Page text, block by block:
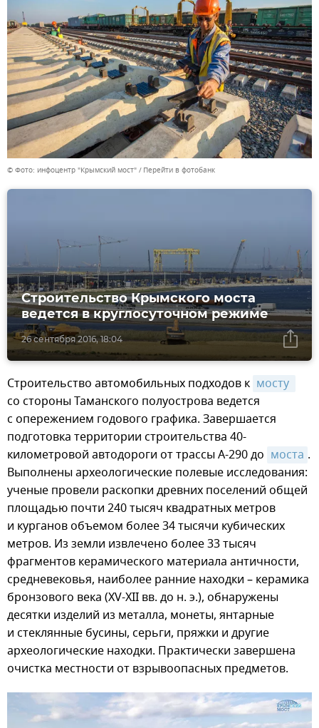
© Фото: инфоцентр "Крымский мост" Перейти в фотобанк
26 сентября 2016, 18:04
Строительство Крымского моста
ведется в круглосуточном режиме
Строительство автомобильных подходов к
со стороны Таманского полуострова ведется
с опережением годового графика. Завершается
подготовка территории строительства 40-
километровой автодороги от трассы А-290 до моста .
Выполнены археологические полевые исследования:
ученые провели раскопки древних поселений общей
площадью почти 240 тысяч квадратных метров
и курганов объемом более 34 тысячи кубических
метров. Из земли извлечено более 33 тысяч
фрагментов керамического материала античности,
средневековья, наиболее ранние находки – керамика
бронзового века (XV-XII вв. до н. э.), обнаружены
десятки изделий из металла, монеты, янтарные
и стеклянные бусины, серьги, пряжки и другие
археологические находки. Практически завершена
очистка местности от взрывоопасных предметов.